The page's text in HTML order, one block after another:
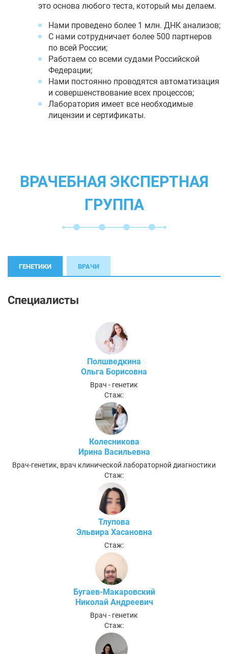
это основа любого теста, который мы делаем.
Нами проведено более 1 млн. ДНК анализов;
С нами сотрудничает более 500 партнеров
по всей России;
Работаем со всеми судами Российской
Федерации;
Нами постоянно проводятся автоматизация
и совершенствование всех процессов;
Лаборатория имеет все необходимые
лицензии и сертификаты.
ВРАЧЕБНАЯ ЭКСПЕРТНАЯ
ГРУППА
ГЕНЕТИКИ ВРАЧИ
Специалисты
Полшведкина
Ольга Борисовна
Врач - генетик
Стаж:
Колесникова
Ирина Васильевна
Врач-генетик, врач клинической лабораторной диагностики
Стаж:
Тлупова
Эльвира Хасановна
Стаж:
Бугаев-Макаровский
Николай Андреевич
Врач - генетик
Стаж: